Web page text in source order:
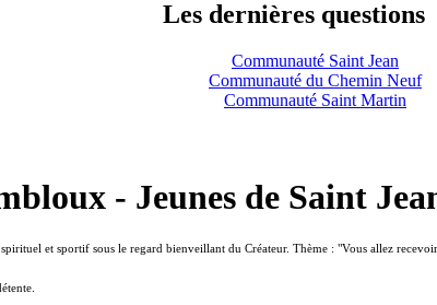
Les dernières questions
Communauté Saint Jean
Communauté du Chemin Neuf
Communauté Saint Martin
- Jeunes de Saint
et sportif sous le regard bienveillant du Créateur. Thème : "Vous allez